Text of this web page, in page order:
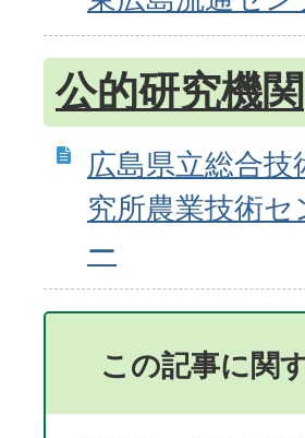
公的研究機関
広島県立総合技
究所農業技術セ
ー
この記事に関